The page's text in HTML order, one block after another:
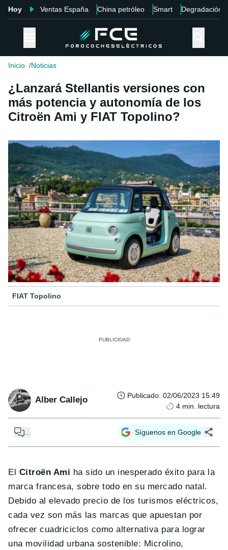
Hoy Ventas España China petróleo Smart Degradación
Inicio Noticias
¿Lanzará Stellantis versiones con
más potencia y autonomía de los
Citroën Ami y FIAT Topolino?
FIAT Topolino
Alber Callejo Publicado: 02/06/2023 15:49
4 min. lectura
Síguenos en Google
El Citroën Ami ha sido un inesperado éxito para la
marca francesa, sobre todo en su mercado natal.
Debido al elevado precio de los turismos eléctricos,
cada vez son más las marcas que apuestan por
ofrecer cuadriciclos como alternativa para lograr
una movilidad urbana sostenible: Microlino,